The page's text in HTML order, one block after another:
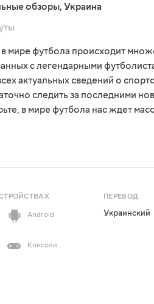
обзоры, Украина
мире футбола происходит
с легендарными
актуальных сведений о
следить за последними
в мире футбола нас ждет
Android
Консоли
ПЕРЕВОД
Украинский